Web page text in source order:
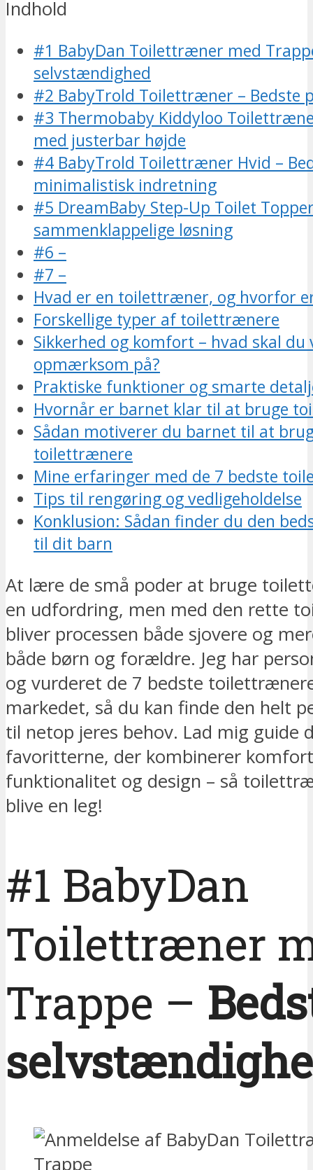
Indhold
#1 BabyDan Toilettræner med
selvstændighed
#2 BabyTrold Toilettræner – Bedste
#3 Thermobaby Kiddyloo
med justerbar højde
#4 BabyTrold Toilettræner Hvid –
minimalistisk indretning
#5 DreamBaby Step-Up Toilet
sammenklappelige løsning
#6 –
#7 –
Hvad er en toilettræner, og hvorfor
Forskellige typer af toilettrænere
Sikkerhed og komfort – hvad skal
opmærksom på?
Praktiske funktioner og smarte
Hvornår er barnet klar til at bruge
Sådan motiverer du barnet til at
toilettrænere
Mine erfaringer med de 7 bedste
Tips til rengøring og vedligeholdelse
Konklusion: Sådan finder du den
til dit barn
At lære de små poder at bruge
en udfordring, men med den rette
bliver processen både sjovere og
både børn og forældre. Jeg har
og vurderet de 7 bedste
markedet, så du kan finde den helt
til netop jeres behov. Lad mig guide
favoritterne, der kombinerer
funktionalitet og design – så
blive en leg!
#1 BabyDan
Toilettræner
Trappe –